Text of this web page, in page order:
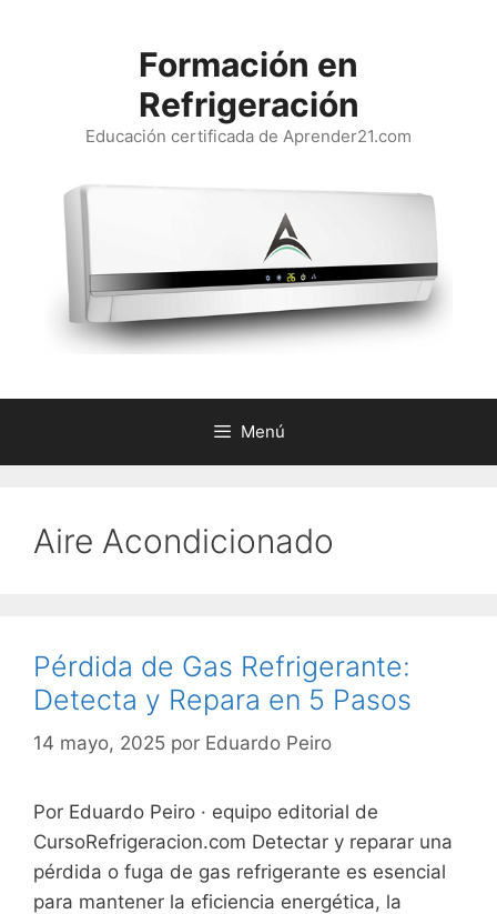
Formación en
Refrigeración
Educación certificada de Aprender21.com
Menú
Aire Acondicionado
Pérdida de Gas Refrigerante:
Detecta y Repara en 5 Pasos
14 mayo, 2025 por Eduardo Peiro
Por Eduardo Peiro · equipo editorial de
CursoRefrigeracion.com Detectar y reparar una
pérdida o fuga de gas refrigerante es esencial
para mantener la eficiencia energética, la